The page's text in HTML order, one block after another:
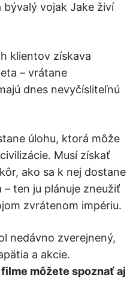
vojak Jake živí
klientov získava
– vrátane
dnes nevyčísliteľnú
úlohu, ktorá môže
Musí získať
ako sa k nej dostane
ten ju plánuje zneužiť
zvrátenom impériu.
nedávno zverejnený,
a akcie.
môžete spoznať aj